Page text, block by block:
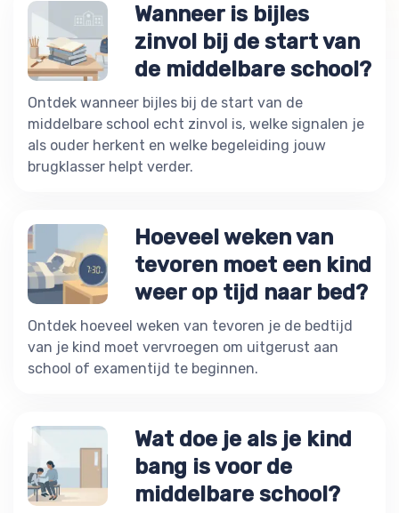
Wanneer is bijles
zinvol bij de start van
de middelbare school?
Ontdek wanneer bijles bij de start van de
middelbare school echt zinvol is, welke signalen je
als ouder herkent en welke begeleiding jouw
brugklasser helpt verder.
Hoeveel weken van
tevoren moet een kind
weer op tijd naar bed?
Ontdek hoeveel weken van tevoren je de bedtijd
van je kind moet vervroegen om uitgerust aan
school of examentijd te beginnen.
Wat doe je als je kind
bang is voor de
middelbare school?